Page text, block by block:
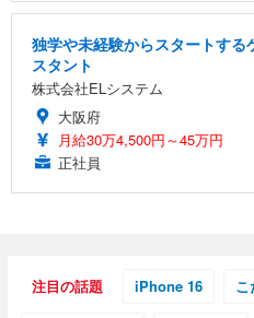
独学や未経験からスタートす
スタント
株式会社ELシステム
大阪府
月給30万4,500円～45万円
正社員
注目の話題 iPhone 16